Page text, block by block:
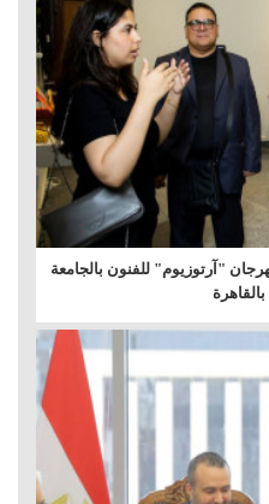
"آرتوزيوم" للفنون بالجامعة
بالقاهرة